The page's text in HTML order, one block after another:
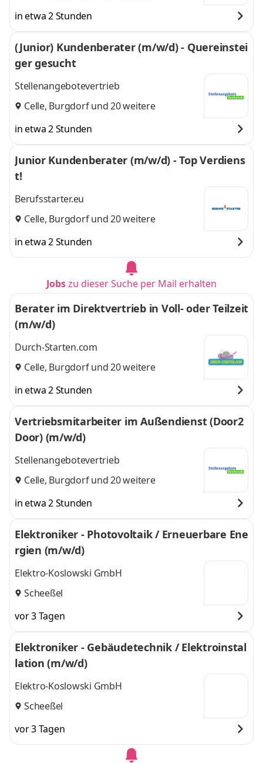
in etwa 2 Stunden
(Junior) Kundenberater (m/w/d) - Quereinstei
ger gesucht
Stellenangebotevertrieb
Celle, Burgdorfund 20 weitere
in etwa 2 Stunden
Junior Kundenberater (m/w/d) - Top Verdiens
t!
Berufsstarter.eu
Celle, Burgdorfund 20 weitere
in etwa 2 Stunden
Jobszu dieser Suche per Mail erhalten
Berater im Direktvertrieb in Voll- oder Teilzeit
(m/w/d)
Durch-Starten.com
Celle, Burgdorfund 20 weitere
in etwa 2 Stunden
Vertriebsmitarbeiter im Außendienst (Door2
Door) (m/w/d)
Stellenangebotevertrieb
Celle, Burgdorfund 20 weitere
in etwa 2 Stunden
Elektroniker - Photovoltaik / Erneuerbare Ene
rgien (m/w/d)
Elektro-Koslowski GmbH
Scheeßel
vor 3 Tagen
Elektroniker - Gebäudetechnik / Elektroinstal
lation (m/w/d)
Elektro-Koslowski GmbH
Scheeßel
vor 3 Tagen